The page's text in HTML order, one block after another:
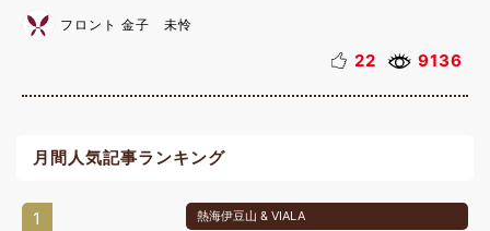
フロント 金子 未怜
22 9136
月間人気記事ランキング
1 熱海伊豆山 & VIALA